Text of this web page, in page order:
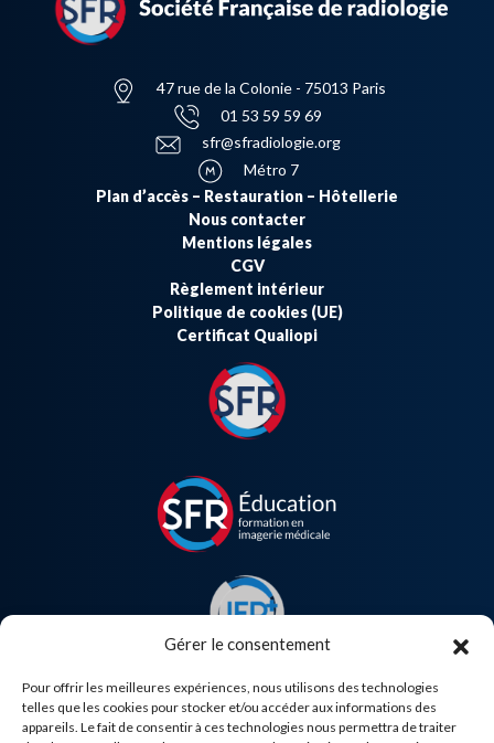
Gérer le consentement
Pour offrir les meilleures expériences, nous utilisons des technologies
telles que les cookies pour stocker et/ou accéder aux informations des
appareils. Le fait de consentir à ces technologies nous permettra de traiter
47 rue de la Colonie - 75013 Paris
01 53 59 59 69
sfr@sfradiologie.org
Métro 7
Plan d’accès – Restauration – Hôtellerie
Nous contacter
Mentions légales
CGV
Règlement intérieur
Politique de cookies (UE)
Certificat Qualiopi